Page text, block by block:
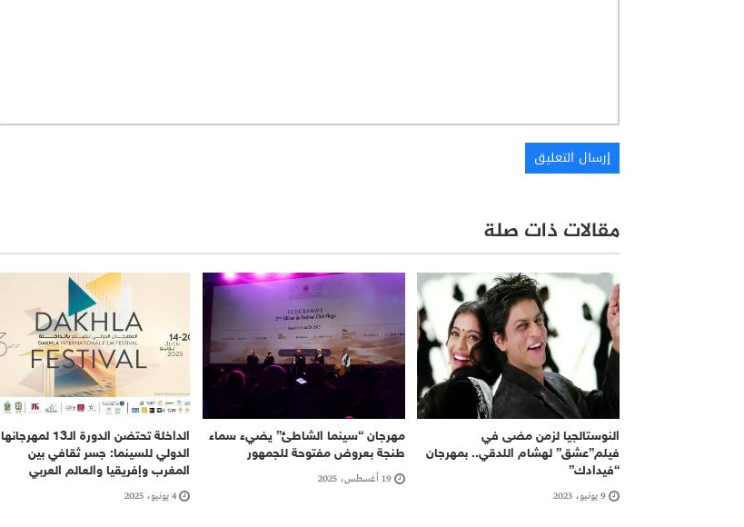
مقالات ذات صلة
النوستالجيا لزمن مضى في
فيلم”عشق” لهشام اللدقي.. بمهرجان
“فيدادك”
9 يونيو، 2023
مهرجان “سينما الشاطئ” يضيء سماء
طنجة بعروض مفتوحة للجمهور
19 أغسطس، 2025
الداخلة تحتضن الدورة الـ13 لمهرجانها
الدولي للسينما: جسر ثقافي بين
المغرب وإفريقيا والعالم العربي
4 يونيو، 2025